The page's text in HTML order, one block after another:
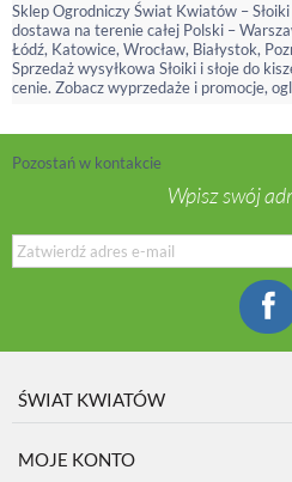
Sklep Ogrodniczy Świat Kwiatów –
dostawa na terenie całej Polski –
Łódź, Katowice, Wrocław, Białystok,
Sprzedaż wysyłkowa Słoiki i słoje do
cenie. Zobacz wyprzedaże i promocje,
Pozostań w kontakcie
Wpisz swój
ŚWIAT KWIATÓW
MOJE KONTO